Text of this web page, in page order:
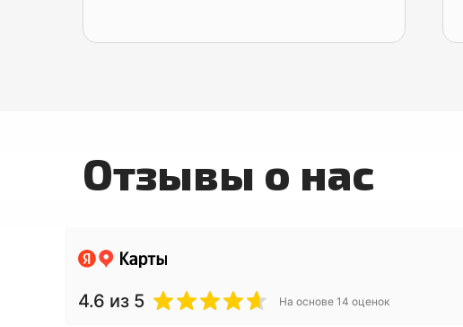
Отзывы о нас
4.6 из 5 На основе 14 оценок